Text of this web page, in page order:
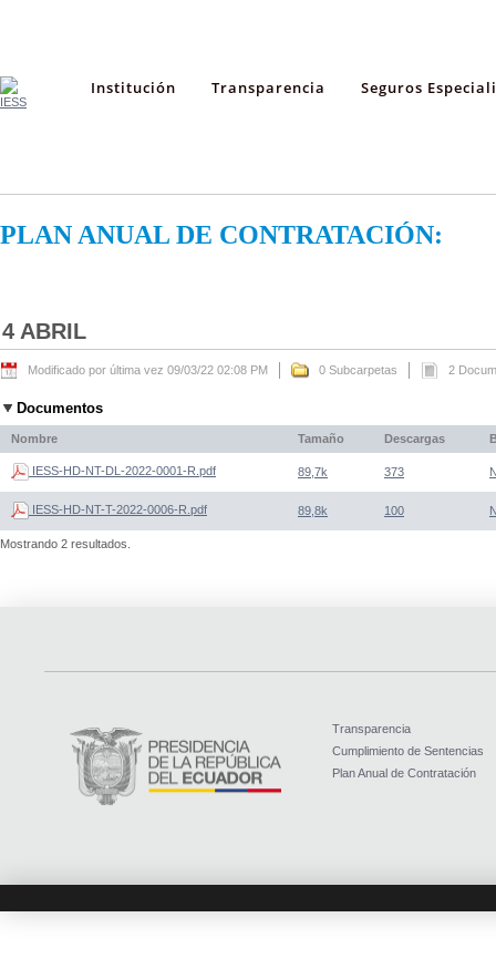
Institución Transparencia Seguros
PLAN ANUAL DE CONTRATACIÓN:
4 ABRIL
Modificado por última vez 09/03/22 02:08 PM 0 Subcarpetas 2
Documentos
Nombre Tamaño Descargas
IESS-HD-NT-DL-2022-0001-R.pdf 89,7k 373
IESS-HD-NT-T-2022-0006-R.pdf 89,8k 100
Mostrando 2 resultados.
Transparencia
Cumplimiento de Sentencias
Plan Anual de Contratación